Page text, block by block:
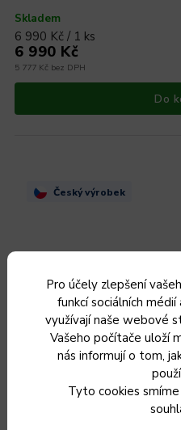
Pro účely zlepšení
funkcí sociálních
využívají naše webové
Vašeho počítače uloží
nás informují o tom,
Tyto cookies
Skladem
5 777 Kč bez DPH
6 990 Kč
6 990 Kč / 1 ks
Do
Český výrobek